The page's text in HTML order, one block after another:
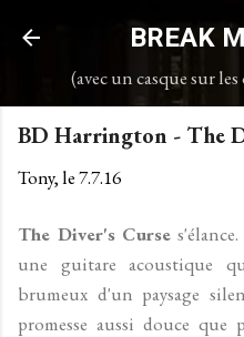
Accéder au
BREAK
(avec un casque sur
BD Harrington - The
Tony, le7.7.16
The Diver's Curse
une guitare acoustique
brumeux d'un paysage
promesse aussi douce